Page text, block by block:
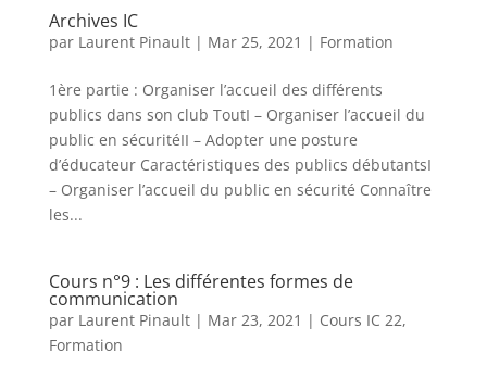
Archives IC
par Laurent Pinault| Mar 25, 2021 | Formation
1ère partie : Organiser l’accueil des différents
publics dans son club ToutI – Organiser l’accueil du
public en sécuritéII – Adopter une posture
d’éducateur Caractéristiques des publics débutantsI
– Organiser l’accueil du public en sécurité Connaître
les...
Cours n°9 : Les différentes formes de
communication
par Laurent Pinault| Mar 23, 2021 | Cours IC 22,
Formation